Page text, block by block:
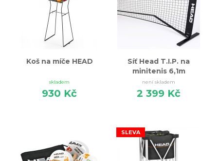
Koš na míče HEAD
skladem
930 Kč
Síť Head T.I.P. na
minitenis 6,1m
není skladem
2 399 Kč
SLEVA